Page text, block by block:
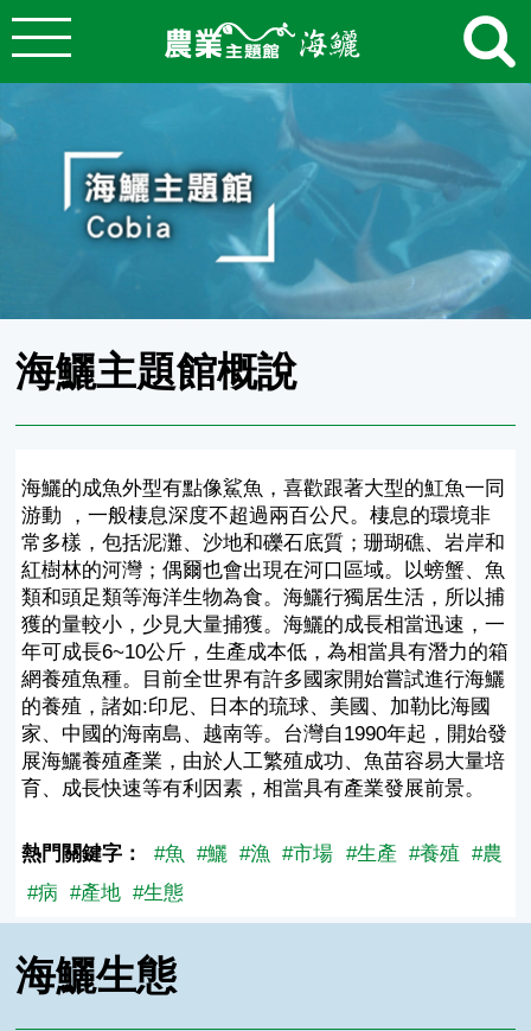
跳到主要內容
農業知識入口網
海鱺主題館概說
海鱺的成魚外型有點像鯊魚，喜歡跟著大型的魟魚一同
游動 ，一般棲息深度不超過兩百公尺。棲息的環境非
常多樣，包括泥灘、沙地和礫石底質；珊瑚礁、岩岸和
紅樹林的河灣；偶爾也會出現在河口區域。以螃蟹、魚
類和頭足類等海洋生物為食。海鱺行獨居生活，所以捕
獲的量較小，少見大量捕獲。海鱺的成長相當迅速，一
年可成長6~10公斤，生產成本低，為相當具有潛力的箱
網養殖魚種。目前全世界有許多國家開始嘗試進行海鱺
的養殖，諸如:印尼、日本的琉球、美國、加勒比海國
家、中國的海南島、越南等。台灣自1990年起，開始發
展海鱺養殖產業，由於人工繁殖成功、魚苗容易大量培
育、成長快速等有利因素，相當具有產業發展前景。
熱門關鍵字： #魚 #鱺 #漁 #市場 #生產 #養殖 #農
#病 #產地 #生態
海鱺生態